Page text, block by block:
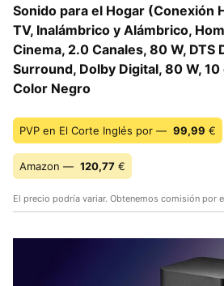
Sonido para el Hogar (Conexión
TV, Inalámbrico y Alámbrico,
Cinema, 2.0 Canales, 80 W, DTS
Surround, Dolby Digital, 80 W, 10
Color Negro
PVP en El Corte Inglés por — 99,99 €
Amazon — 120,77 €
El precio podría variar. Obtenemos comisión por